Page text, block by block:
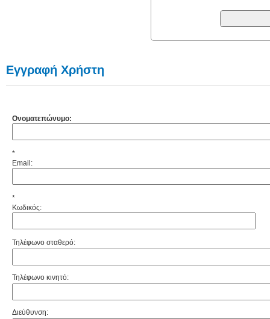
Εγγραφή Χρήστη
Ονοματεπώνυμο:
Email:
Κωδικός:
Τηλέφωνο σταθερό:
Τηλέφωνο κινητό:
Διεύθυνση: